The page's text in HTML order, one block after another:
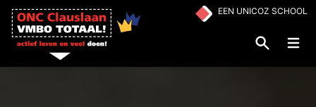
Ga naar de inhoud EEN UNICOZ SCHOOL